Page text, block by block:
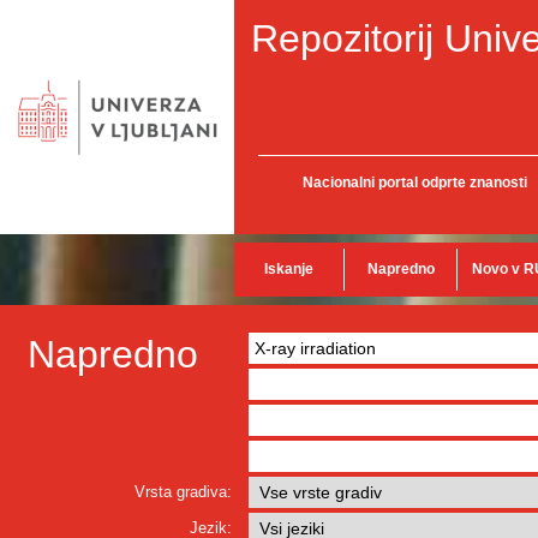
Repozitorij
Nacionalni portal odprte znanosti
Iskanje Napredno Novo v
Napredno
Vrsta gradiva:
Jezik: